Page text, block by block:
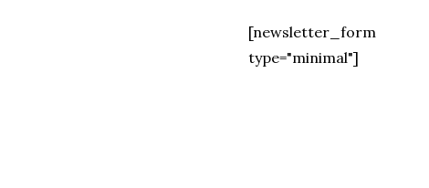
[newsletter_form
type="minimal"]